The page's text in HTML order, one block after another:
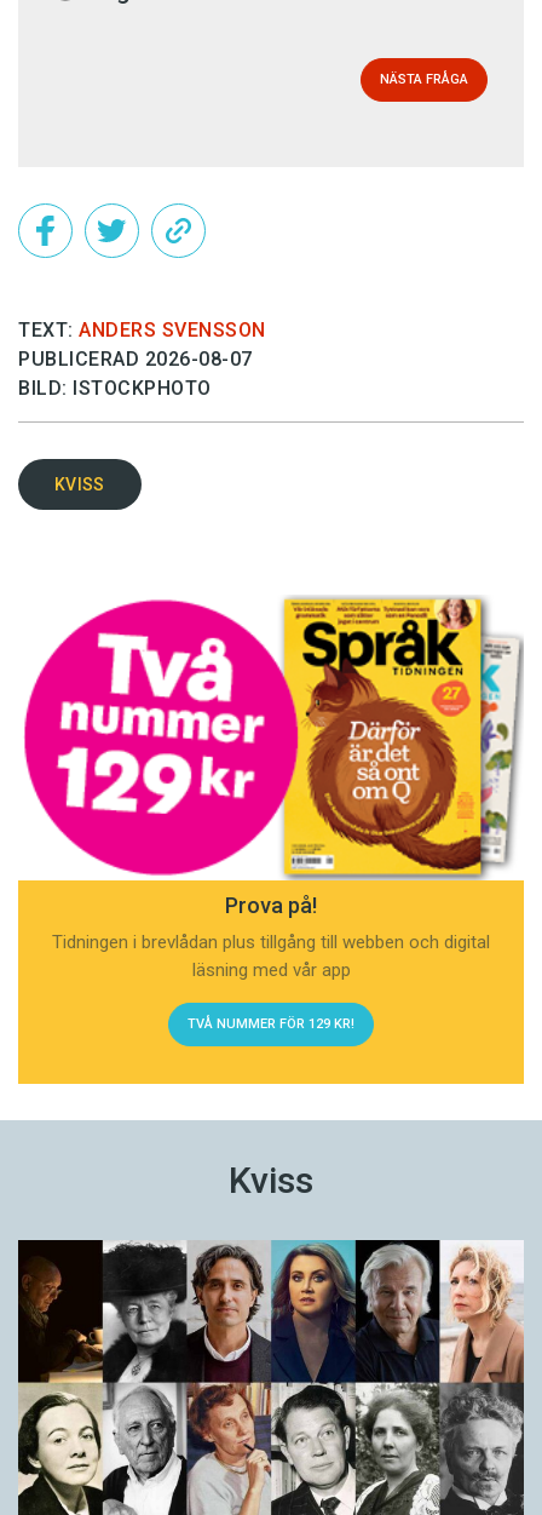
NÄSTA FRÅGA
TEXT: ANDERS SVENSSON
PUBLICERAD 2026-08-07
BILD: ISTOCKPHOTO
KVISS
Prova på!
Tidningen i brevlådan plus tillgång till webben och digital
läsning med vår app
TVÅ NUMMER FÖR 129 KR!
Kviss